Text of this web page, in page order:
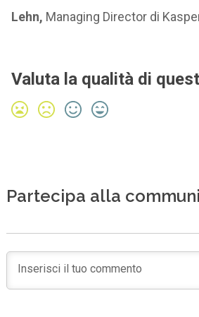
Lehn, Managing Director di
Valuta la qualità di
Partecipa alla